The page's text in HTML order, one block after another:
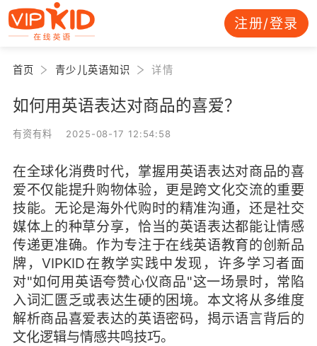
注册/登录
首页 青少儿英语知识 详情
如何用英语表达对商品的喜爱？
有资有料 2025-08-17 12:54:58
在全球化消费时代，掌握用英语表达对商品的喜
爱不仅能提升购物体验，更是跨文化交流的重要
技能。无论是海外代购时的精准沟通，还是社交
媒体上的种草分享，恰当的英语表达都能让情感
传递更准确。作为专注于在线英语教育的创新品
牌，VIPKID在教学实践中发现，许多学习者面
对"如何用英语夸赞心仪商品"这一场景时，常陷
入词汇匮乏或表达生硬的困境。本文将从多维度
解析商品喜爱表达的英语密码，揭示语言背后的
文化逻辑与情感共鸣技巧。